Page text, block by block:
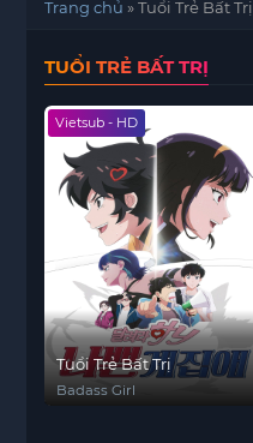
Trang chủ »Tuổi Trẻ Bất Trị
TUỔI TRẺ BẤT TRỊ
Vietsub - HD
Tuổi Trẻ Bất Trị
Badass Girl